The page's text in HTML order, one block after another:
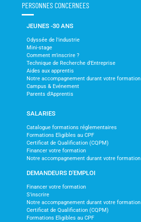
PERSONNES CONCERNEES
JEUNES -30 ANS
Odyssée de l'industrie
Mini-stage
Comment m'inscrire ?
Technique de Recherche d'Entreprise
Aides aux apprentis
Notre accompagnement durant votre formation
Campus & Evénement
Parents d'Apprentis
SALARIES
Catalogue formations réglementaires
Formations Eligibles au CPF
Certificat de Qualification (CQPM)
Financer votre formation
Notre accompagnement durant votre formation
DEMANDEURS D'EMPLOI
Financer votre formation
S'inscrire
Notre accompagnement durant votre formation
Certificat de Qualification (CQPM)
Formations Eligibles au CPF